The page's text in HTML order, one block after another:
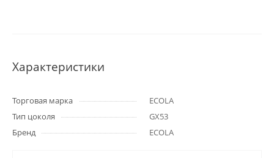
Характеристики
Торговая марка
ECOLA
Тип цоколя
GX53
Бренд
ECOLA